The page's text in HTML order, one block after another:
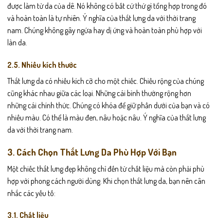
được làm từ da của dê. Nó không có bất cứ thứ gì tổng hợp trong đó
và hoàn toàn là tự nhiên. Ý nghĩa của thắt lưng da với thời trang
nam. Chúng không gây ngứa hay dị ứng và hoàn toàn phù hợp với
làn da.
2.5. Nhiều kích thước
Thắt lưng da có nhiều kích cỡ cho một chiếc. Chiều rộng của chúng
cũng khác nhau giữa các loại. Những cái bình thường rộng hơn
những cái chính thức. Chúng có khóa để giữ phần dưới của bạn và có
nhiều màu. Có thể là màu đen, nâu hoặc nâu. Ý nghĩa của thắt lưng
da với thời trang nam.
3. Cách Chọn Thắt Lưng Da Phù Hợp Với Bạn
Một chiếc thắt lưng đẹp không chỉ đến từ chất liệu mà còn phải phù
hợp với phong cách người dùng. Khi chọn thắt lưng da, bạn nên cân
nhắc các yếu tố:
3.1. Chất liệu